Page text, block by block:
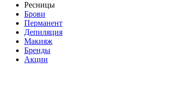
Ресницы
Брови
Перманент
Депиляция
Макияж
Бренды
Акции